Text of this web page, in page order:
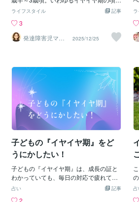
こすことも減りました。ポイントは・肯
定・選択・見通しです。●「にんじん食べ
たくない！」→「そっか、にんじんさん
嫌だよね。 大きいにんじんと小さい
にんじんどっち食べる？１個食べたらお
子が好き？タイマーが鳴ったら食べよう
か」まずは嫌なことしたいことを復唱し
ます。復唱するだけで、・話を聞いても
らえた・わかってくれたと肯定されてい
る気分になり、落ち着いて話をすること
が増えます。そして選択とは、２〜３歳
は選ぶのが好きです。「〇〇と△△どっ
ち？」と選べるだけで、「自分で選ん
だ！」と満足感が得られます。最後は見
子育てが本当にしんどかった…まだ、息
ていたイヤイヤ期には育てにくさを感じ
つつも、「子育てとはこんなもの」で、
きっと子どもが大きくなったら楽になっ
たけど、その中でも一番困っていたのが
外出だった。息子は18歳になった今でも
自分に必要のない外出はしようとしない
んだけど、イヤイヤ期の嫌がりようが、
ひどかった。それはそれはひどかった。
そして、だんだん自己主張するようにな
ってくると、こだわりや癇癪も見られる
ようになっていく💦息子は外に出るのが
嫌だとわかっていても、買い物とか、病
院とか、親の都合でどうしても行かない
といけないときがある。中でも、買い出
しに息子を連れて行くのが本当にしんど
くて💦機嫌のいい日には、別人のように
大人しいこともあったけど、いつ機嫌が
記事
ライフスタイル
3
発達障害児ママ
＊さくら＊（3児
2025/12/25
子どもの『イヤイヤ期』をど
うにかしたい！
子どもの『イヤイヤ期』は、成長の証と
わかっていても、毎日の対応で疲れてし
まうこともありますよね。この時期の子
記事
占い
2